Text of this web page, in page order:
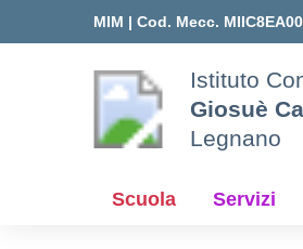
MIM | Cod. Mecc.
Istituto
Giosuè
Legnano
Scuola Servizi